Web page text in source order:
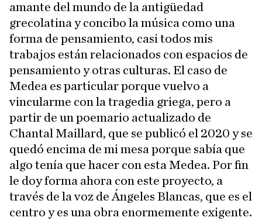
amante del mundo de la antigüedad
grecolatina y concibo la música como una
forma de pensamiento, casi todos mis
trabajos están relacionados con espacios de
pensamiento y otras culturas. El caso de
Medea es particular porque vuelvo a
vincularme con la tragedia griega, pero a
partir de un poemario actualizado de
Chantal Maillard, que se publicó el 2020 y se
quedó encima de mi mesa porque sabía que
algo tenía que hacer con esta Medea. Por fin
le doy forma ahora con este proyecto, a
través de la voz de Ángeles Blancas, que es el
centro y es una obra enormemente exigente.